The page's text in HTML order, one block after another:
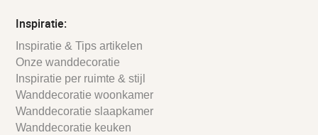
Inspiratie:
Inspiratie & Tips artikelen
Onze wanddecoratie
Inspiratie per ruimte & stijl
Wanddecoratie woonkamer
Wanddecoratie slaapkamer
Wanddecoratie keuken